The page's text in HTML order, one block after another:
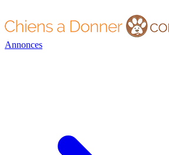
Annonces